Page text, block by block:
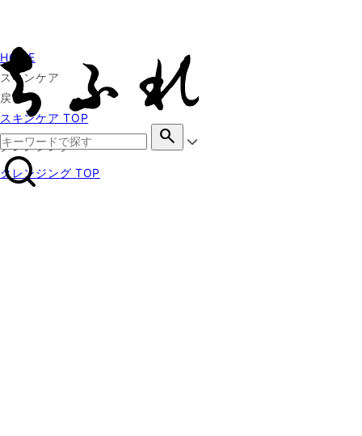
search
HOME
スキンケア
戻る
スキンケア TOP
クレンジング
クレンジング TOP